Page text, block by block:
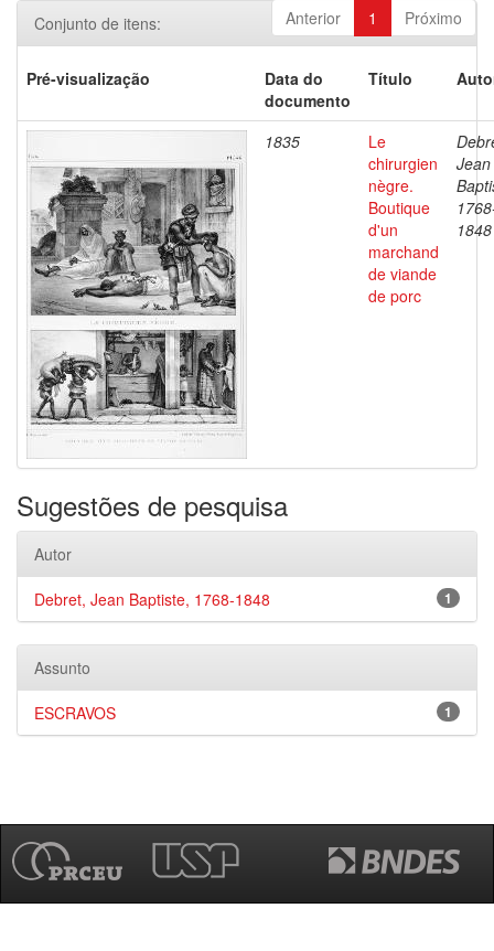
Anterior 1 Próximo
Conjunto de itens:
Pré-visualização
Data do
documento
Título
1835
Le
chirurgien
nègre.
Boutique
d'un
marchand
de viande
de porc
Jean
1848
Sugestões de pesquisa
Autor
1
Debret, Jean Baptiste, 1768-1848
Assunto
1
ESCRAVOS